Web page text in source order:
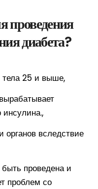
проведения
диабета?
25 и выше,
инсулина.,
органов вследствие
проведена и
проблем со